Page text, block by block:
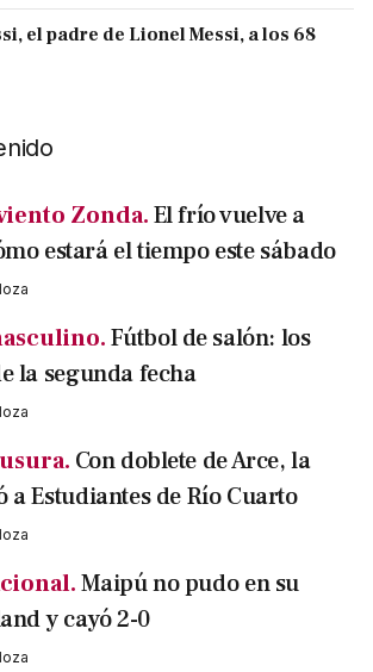
el padre de Lionel Messi, a los 68
Zonda.El frío vuelve a
estará el tiempo este sábado
Fútbol de salón: los
la segunda fecha
Con doblete de Arce, la
a Estudiantes de Río Cuarto
Maipú no pudo en su
y cayó 2-0